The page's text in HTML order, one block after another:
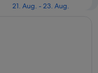
21. Aug. - 23. Aug.